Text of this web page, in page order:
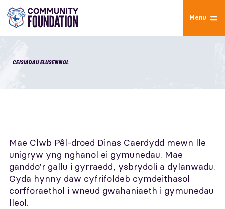
Menu
CEISIADAU ELUSENNOL
Mae Clwb Pêl-droed Dinas Caerdydd mewn lle
unigryw yng nghanol ei gymunedau. Mae
ganddo'r gallu i gyrraedd, ysbrydoli a dylanwadu.
Gyda hynny daw cyfrifoldeb cymdeithasol
corfforaethol i wneud gwahaniaeth i gymunedau
lleol.